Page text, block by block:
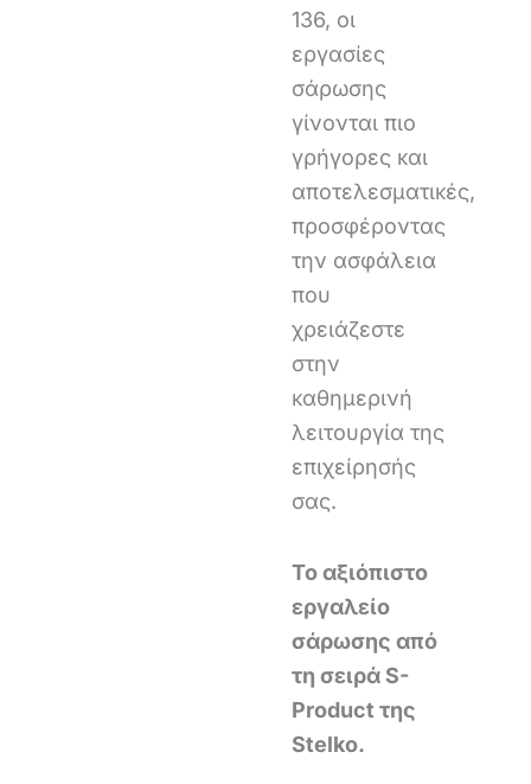
136, οι
εργασίες
σάρωσης
γίνονται πιο
γρήγορες και
αποτελεσματικές,
προσφέροντας
την ασφάλεια
που
χρειάζεστε
στην
καθημερινή
λειτουργία της
επιχείρησής
σας.
Το αξιόπιστο
εργαλείο
σάρωσης από
τη σειρά S-
Product της
Stelko.